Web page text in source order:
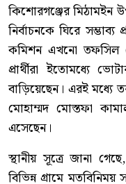
কিশোরগঞ্জের মিঠামইন
নির্বাচনকে ঘিরে
কমিশন এখনো তফসিল
প্রার্থীরা ইতোমধ্যে
বাড়িয়েছেন। এরই মধ্যে
মোহাম্মদ মোস্তফা
এসেছেন।
স্থানীয় সূত্রে জানা
বিভিন্ন গ্রামে